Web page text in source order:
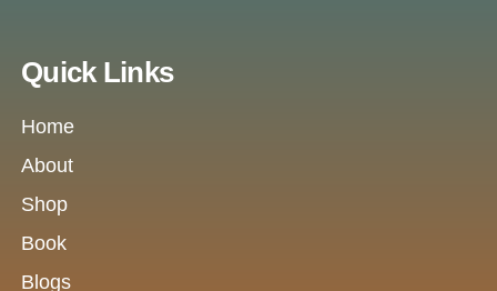
Quick Links
Home
About
Shop
Book
Blogs